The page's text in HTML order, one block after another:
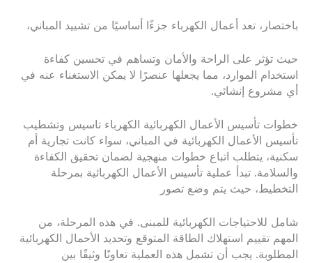
باختصار، تعد أعمال الكهرباء جزءًا أساسيًا من تشييد المباني،
حيث تؤثر على الراحة والأمان وتساهم في تحسين كفاءة
استخدام الموارد، مما يجعلها عنصرًا لا يمكن الاستغناء عنه في
أي مشروع إنشائي.
خطوات تأسيس الأعمال الكهربائية الكهرباء تاسيس وتشطيب
تأسيس الأعمال الكهربائية في المباني، سواء كانت تجارية أم
سكنية، يتطلب اتباع خطوات منهجية لضمان تحقيق الكفاءة
والسلامة. تبدأ عملية تأسيس الأعمال الكهربائية بمرحلة
التخطيط، حيث يتم وضع تصور
شامل للاحتياجات الكهربائية للمبنى. في هذه المرحلة، من
المهم تقييم استهلاك الطاقة المتوقع وتحديد الأحمال الكهربائية
المطلوبة. يجب أن تشمل هذه العملية تعاونًا وثيقًا بين